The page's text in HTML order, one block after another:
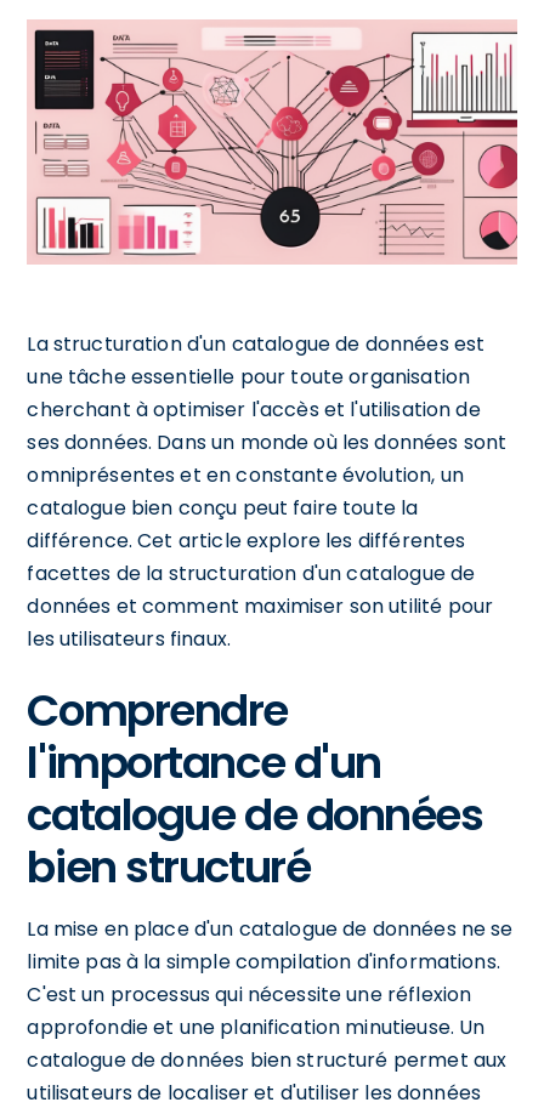
La structuration d'un catalogue de données est
une tâche essentielle pour toute organisation
cherchant à optimiser l'accès et l'utilisation de
ses données. Dans un monde où les données sont
omniprésentes et en constante évolution, un
catalogue bien conçu peut faire toute la
différence. Cet article explore les différentes
facettes de la structuration d'un catalogue de
données et comment maximiser son utilité pour
les utilisateurs finaux.
Comprendre
l'importance d'un
catalogue de données
bien structuré
La mise en place d'un catalogue de données ne se
limite pas à la simple compilation d'informations.
C'est un processus qui nécessite une réflexion
approfondie et une planification minutieuse. Un
catalogue de données bien structuré permet aux
utilisateurs de localiser et d'utiliser les données